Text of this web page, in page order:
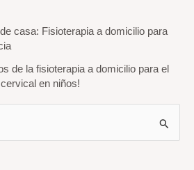
casa: Fisioterapia a domicilio para
de la fisioterapia a domicilio para el
en niños!